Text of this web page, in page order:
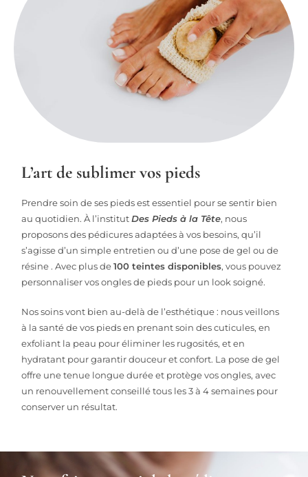
L’art de sublimer vos pieds
Prendre soin de ses pieds est essentiel pour se sentir bien
au quotidien. À l’institutDes Pieds à la Tête, nous
proposons des pédicures adaptées à vos besoins, qu’il
s’agisse d’un simple entretien ou d’une pose de gel ou de
résine . Avec plus de100 teintes disponibles, vous pouvez
personnaliser vos ongles de pieds pour un look soigné.
Nos soins vont bien au-delà de l’esthétique : nous veillons
à la santé de vos pieds en prenant soin des cuticules, en
exfoliant la peau pour éliminer les rugosités, et en
hydratant pour garantir douceur et confort. La pose de gel
offre une tenue longue durée et protège vos ongles, avec
un renouvellement conseillé tous les 3 à 4 semaines pour
conserver un résultat.